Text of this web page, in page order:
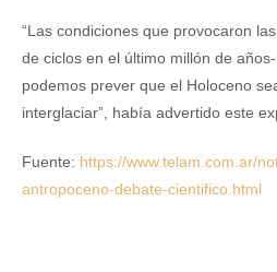
“Las condiciones que provocaron
de ciclos en el último millón de
podemos prever que el Holoceno
interglaciar”, había advertido este
Fuente: https://www.telam.com.ar/
antropoceno-debate-cientifico.html